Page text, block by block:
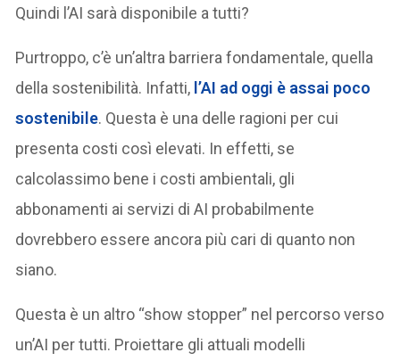
Quindi l’AI sarà disponibile a tutti?
Purtroppo, c’è un’altra barriera fondamentale, quella
della sostenibilità. Infatti, l’AI ad oggi è assai poco
sostenibile. Questa è una delle ragioni per cui
presenta costi così elevati. In effetti, se
calcolassimo bene i costi ambientali, gli
abbonamenti ai servizi di AI probabilmente
dovrebbero essere ancora più cari di quanto non
siano.
Questa è un altro “show stopper” nel percorso verso
un’AI per tutti. Proiettare gli attuali modelli